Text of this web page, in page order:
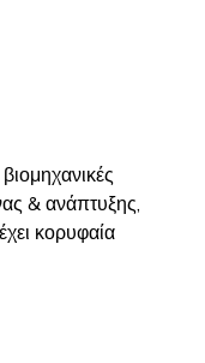
& ανάπτυξης,
κορυφαία